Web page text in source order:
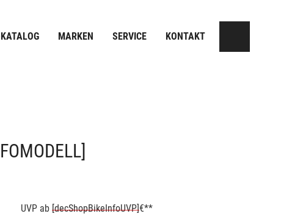
MARKEN SERVICE KONTAKT
UVP ab [decShopBikeInfoUVP]€**